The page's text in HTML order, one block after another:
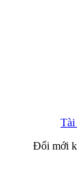
Tài
Đổi mới